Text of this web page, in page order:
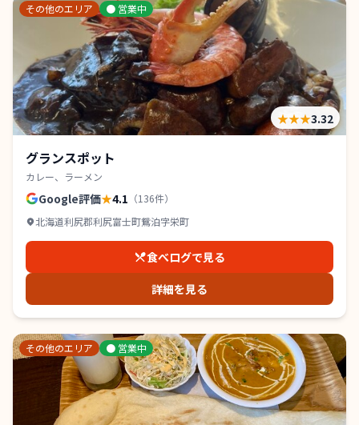
その他のエリア ● 営業中
★★★3.32
グランスポット
カレー、ラーメン
Google評価★4.1 （136件）
北海道利尻郡利尻富士町鴛泊字栄町
食べログで見る
詳細を見る
その他のエリア ● 営業中